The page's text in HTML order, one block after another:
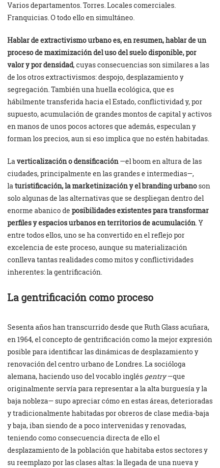
Varios departamentos. Torres. Locales comerciales.
Franquicias. O todo ello en simultáneo.
Hablar de extractivismo urbano es, en resumen, hablar de un
proceso de maximización del uso del suelo disponible, por
valor y por densidad, cuyas consecuencias son similares a las
de los otros extractivismos: despojo, desplazamiento y
segregación. También una huella ecológica, que es
hábilmente transferida hacia el Estado, conflictividad y, por
supuesto, acumulación de grandes montos de capital y activos
en manos de unos pocos actores que además, especulan y
forman los precios, aun si eso implica que no estén habitadas.
Laverticalización o densificación—el boom en altura de las
ciudades, principalmente en las grandes e intermedias—,
laturistificación, la marketinización y el branding urbanoson
solo algunas de las alternativas que se despliegan dentro del
enorme abanico de posibilidades existentes para transformar
perfiles y espacios urbanos en territorios de acumulación. Y
entre todos ellos, uno se ha convertido en el reflejo por
excelencia de este proceso, aunque su materialización
conlleva tantas realidades como mitos y conflictividades
inherentes: la gentrificación.
La gentrificación como proceso
Sesenta años han transcurrido desde que Ruth Glass acuñara,
en 1964, el concepto de gentrificación como la mejor expresión
posible para identificar las dinámicas de desplazamiento y
renovación del centro urbano de Londres. La socióloga
alemana, haciendo uso del vocablo inglés gentry—que
originalmente servía para representar a la alta burguesía y la
baja nobleza— supo apreciar cómo en estas áreas, deterioradas
y tradicionalmente habitadas por obreros de clase media-baja
y baja, iban siendo de a poco intervenidas y renovadas,
teniendo como consecuencia directa de ello el
desplazamiento de la población que habitaba estos sectores y
su reemplazo por las clases altas: la llegada de una nueva y